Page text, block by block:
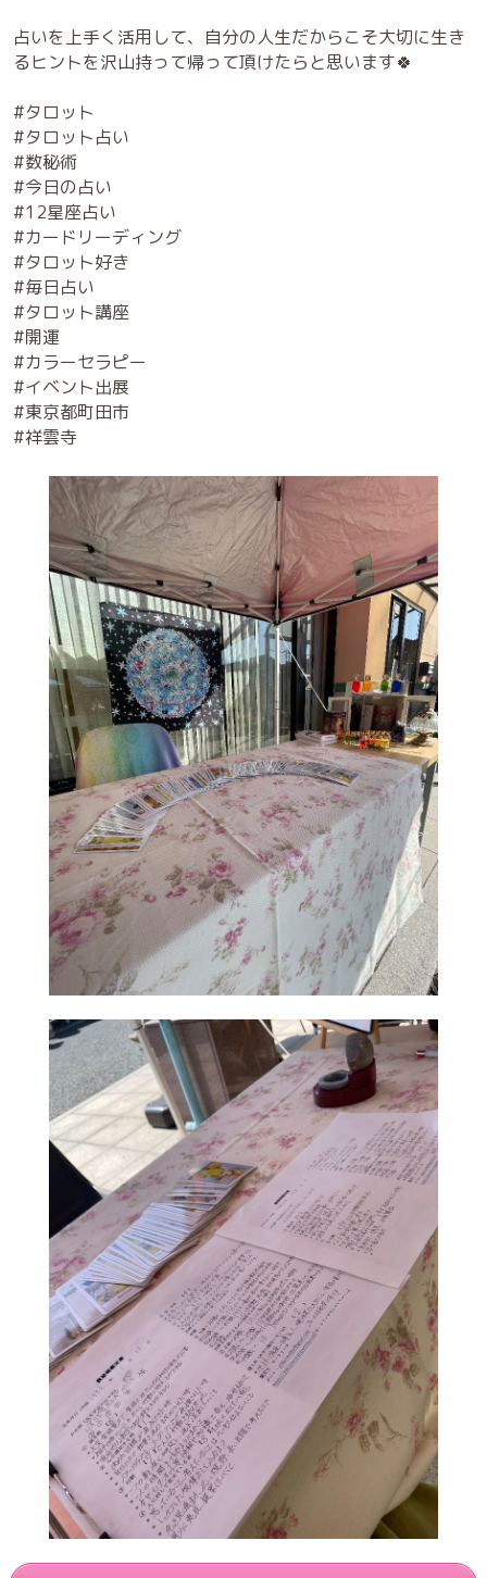
占いを上手く活用して、自分の人生だからこそ大切に生き
るヒントを沢山持って帰って頂けたらと思います🍀
#タロット
#タロット占い
#数秘術
#今日の占い
#12星座占い
#カードリーディング
#タロット好き
#毎日占い
#タロット講座
#開運
#カラーセラピー
#イベント出展
#東京都町田市
#祥雲寺